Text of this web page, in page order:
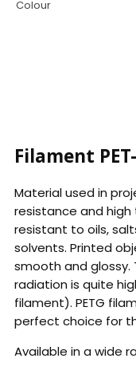
Colour
Filament
Material used in
resistance and high
resistant to oils,
solvents. Printed
smooth and glossy.
radiation is quite
filament). PETG
perfect choice for
Available in a wide